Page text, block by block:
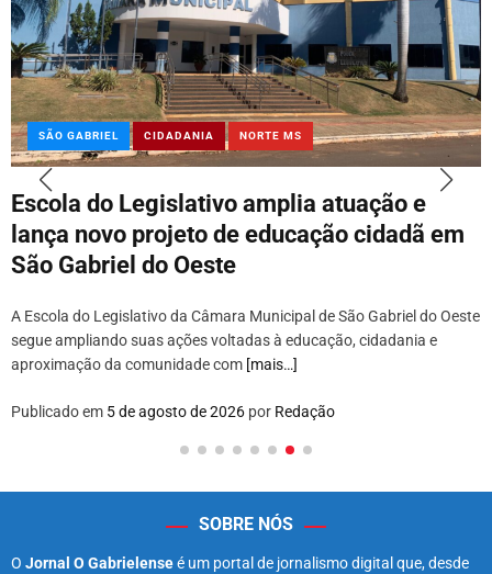
SÃO GABRIEL CIDADANIA NORTE MS
Escola do Legislativo amplia atuação e
lança novo projeto de educação cidadã em
São Gabriel do Oeste
A Escola do Legislativo da Câmara Municipal de São Gabriel do Oeste
segue ampliando suas ações voltadas à educação, cidadania e
aproximação da comunidade com [mais…]
Publicado em 5 de agosto de 2026 por Redação
SOBRE NÓS
O Jornal O Gabrielenseé um portal de jornalismo digital que, desde